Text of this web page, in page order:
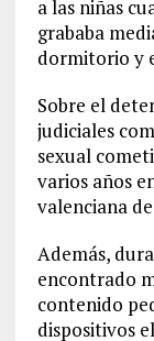
a las niñas
grababa
dormitorio y
Sobre el
judiciales
sexual
varios años
valenciana
Además,
encontrado
contenido
dispositivos